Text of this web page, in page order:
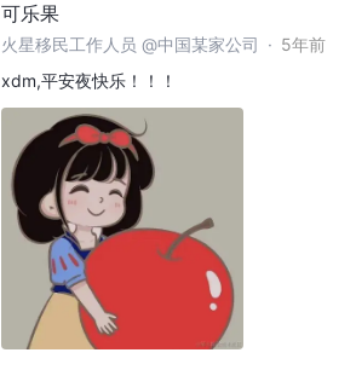
可乐果
火星移民工作人员 @中国某家公司 · 5年前
xdm,平安夜快乐！！！